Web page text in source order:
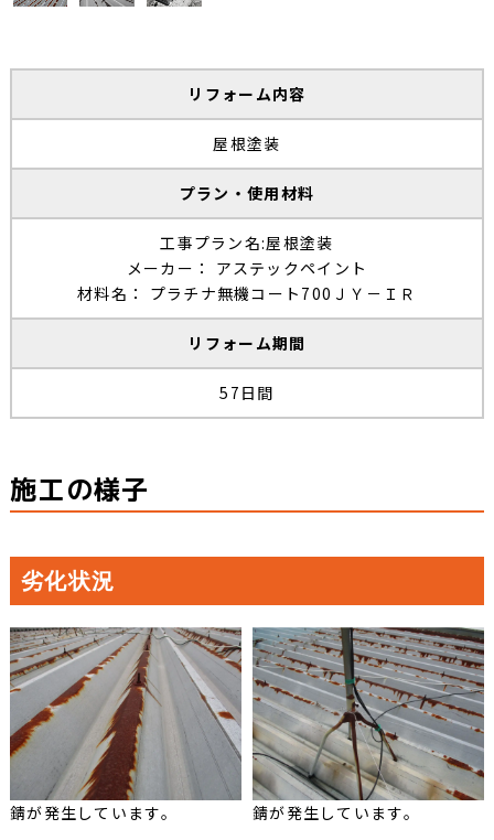
リフォーム内容
屋根塗装
プラン・使用材料
工事プラン名:屋根塗装
メーカー： アステックペイント
材料名： プラチナ無機コート700ＪＹ－ＩＲ
リフォーム期間
57日間
施工の様子
劣化状況
錆が発生しています。 錆が発生しています。